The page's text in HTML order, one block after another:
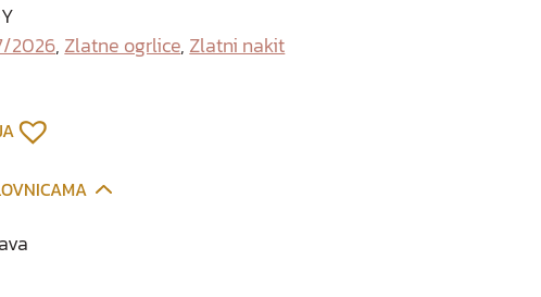
2026, Zlatne ogrlice, Zlatni nakit